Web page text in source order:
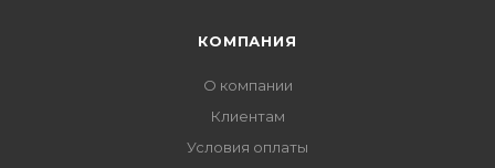
КОМПАНИЯ
О компании
Клиентам
Условия оплаты